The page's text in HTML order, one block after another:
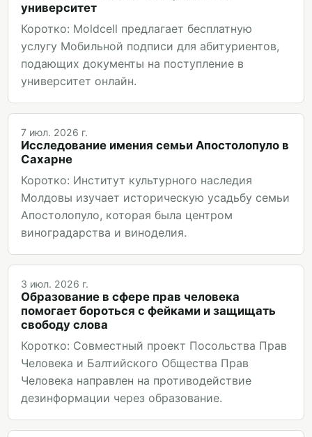
университет
Коротко: Moldcell предлагает бесплатную
услугу Мобильной подписи для абитуриентов,
подающих документы на поступление в
университет онлайн.
7 июл. 2026 г.
Исследование имения семьи Апостолопуло в
Сахарне
Коротко: Институт культурного наследия
Молдовы изучает историческую усадьбу семьи
Апостолопуло, которая была центром
виноградарства и виноделия.
3 июл. 2026 г.
Образование в сфере прав человека
помогает бороться с фейками и защищать
свободу слова
Коротко: Совместный проект Посольства Прав
Человека и Балтийского Общества Прав
Человека направлен на противодействие
дезинформации через образование.